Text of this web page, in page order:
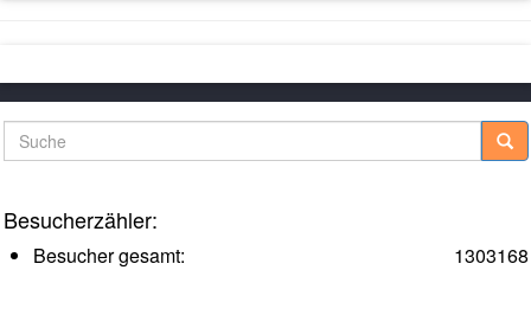
Suche
Besucherzähler:
1303168
Besucher gesamt: